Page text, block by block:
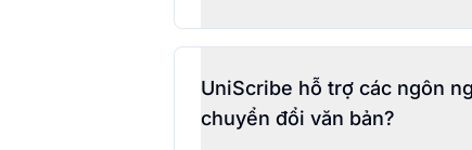
UniScribe hỗ trợ các ngôn
chuyển đổi văn bản?